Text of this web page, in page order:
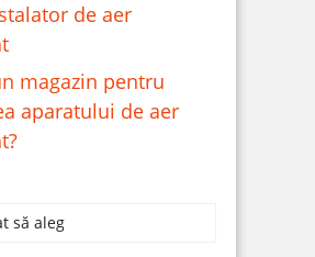
de aer
magazin pentru
aparatului de aer
să aleg